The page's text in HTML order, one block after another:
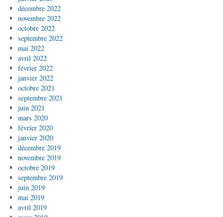
décembre 2022
novembre 2022
octobre 2022
septembre 2022
mai 2022
avril 2022
février 2022
janvier 2022
octobre 2021
septembre 2021
juin 2021
mars 2020
février 2020
janvier 2020
décembre 2019
novembre 2019
octobre 2019
septembre 2019
juin 2019
mai 2019
avril 2019